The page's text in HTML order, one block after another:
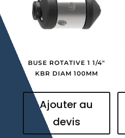
BUSE ROTATIVE 1 1/4″
KBR DIAM 100MM
Ajouter au
devis